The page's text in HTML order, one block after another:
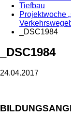
Tiefbau
Projektwoche
_DSC1984
_DSC1984
24.04.2017